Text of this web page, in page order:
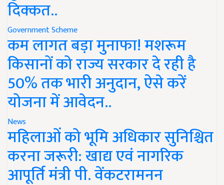
दिक्कत..
Government Scheme
कम लागत बड़ा मुनाफा! मशरूम
किसानों को राज्य सरकार दे रही है
50% तक भारी अनुदान, ऐसे करें
योजना में आवेदन..
News
महिलाओं को भूमि अधिकार सुनिश्चित
करना जरूरी: खाद्य एवं नागरिक
आपूर्ति मंत्री पी. वेंकटरामनन